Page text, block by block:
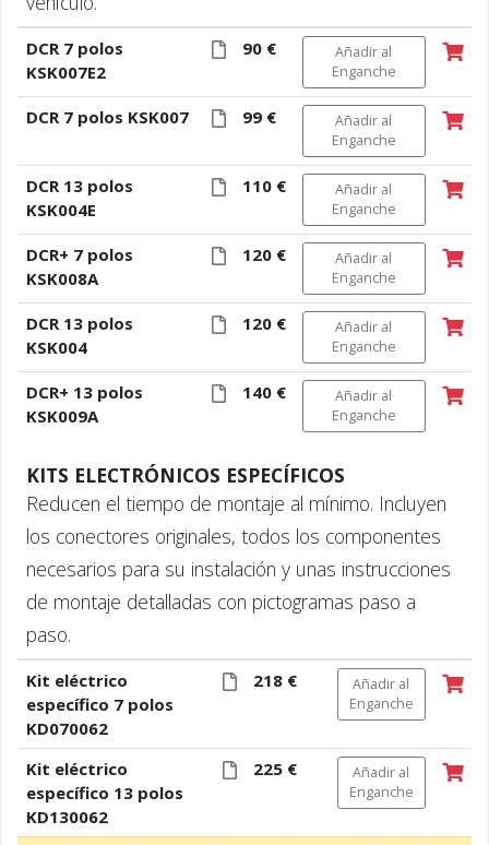
DCR 7 polos
KSK007E2
90 €
Añadir al
Enganche
DCR 7 polos KSK007 99 €
Añadir al
Enganche
DCR 13 polos
KSK004E
110 €
Añadir al
Enganche
DCR+ 7 polos
KSK008A
120 €
Añadir al
Enganche
DCR 13 polos
KSK004
120 €
Añadir al
Enganche
DCR+ 13 polos
KSK009A
140 €
Añadir al
Enganche
KITS ELECTRÓNICOS ESPECÍFICOS
Reducen el tiempo de montaje al mínimo. Incluyen
los conectores originales, todos los componentes
necesarios para su instalación y unas instrucciones
de montaje detalladas con pictogramas paso a
paso.
Kit eléctrico
específico 7 polos
KD070062
218 €
Añadir al
Enganche
Kit eléctrico
específico 13 polos
KD130062
225 €
Añadir al
Enganche